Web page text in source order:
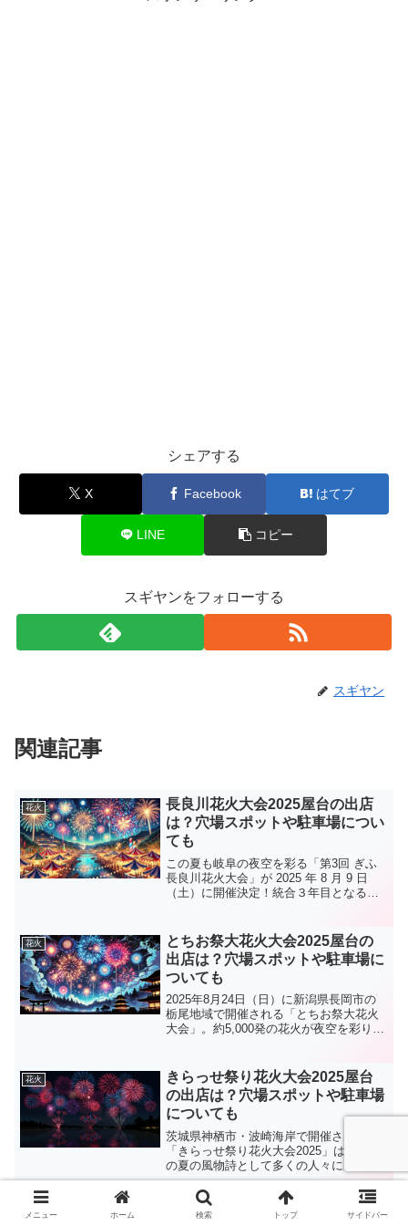
シェアする
X Facebook はてブ
LINE コピー
スギヤンをフォローする
スギヤン
関連記事
花火
長良川花火大会2025屋台の出店
は？穴場スポットや駐車場につい
ても
この夏も岐阜の夜空を彩る「第3回 ぎふ
長良川花火大会」が 2025 年 8 月 9 日
（土）に開催決定！統合３年目となる今
グラムに加え、キッチンカー中心のグル
メエリアや...
花火
とちお祭大花火大会2025屋台の
出店は？穴場スポットや駐車場に
ついても
2025年8月24日（日）に新潟県長岡市の
栃尾地域で開催される「とちお祭大花火
大会」。約5,000発の花火が夜空を彩り、
事では、屋台の出店場所やグルメ、混雑
を避けるため...
花火
きらっせ祭り花火大会2025屋台
の出店は？穴場スポットや駐車場
についても
茨城県神栖市・波崎海岸で開催される
「きらっせ祭り花火大会2025」は、地域
の夏の風物詩として多くの人々に親しま
れています。2025年はパレードや青空
市、屋台グルメの復活で、さらに活気あ
ふれるイベントとなる予定です！この記
事では、開催概要をは...
花火
市川市民納涼花火大会2025屋台
メニュー ホーム 検索 トップ サイドバー